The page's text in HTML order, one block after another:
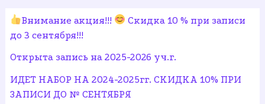
Внимание акция!!!
Скидка 10 % при записи
до 3 сентября!!!
Открыта запись на 2025-2026 уч.г.
ИДЕТ НАБОР НА 2024-2025гг. СКИДКА 10% ПРИ
ЗАПИСИ ДО № СЕНТЯБРЯ